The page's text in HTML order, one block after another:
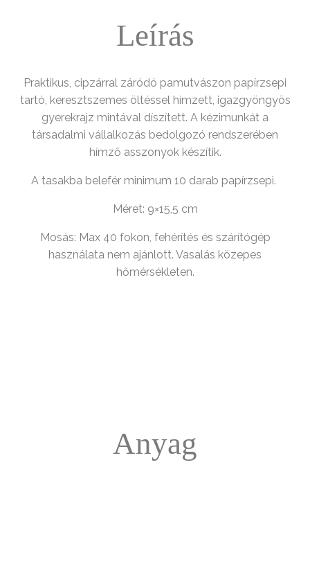
Leírás
Praktikus, cipzárral záródó pamutvászon papírzsepi
tartó, keresztszemes öltéssel hímzett, igazgyöngyös
gyerekrajz mintával díszített. A kézimunkát a
társadalmi vállalkozás bedolgozó rendszerében
hímző asszonyok készítik.
A tasakba belefér minimum 10 darab papírzsepi.
Méret: 9×15,5 cm
Mosás: Max 40 fokon, fehérítés és szárítógép
használata nem ajánlott. Vasalás közepes
hőmérsékleten.
Anyag